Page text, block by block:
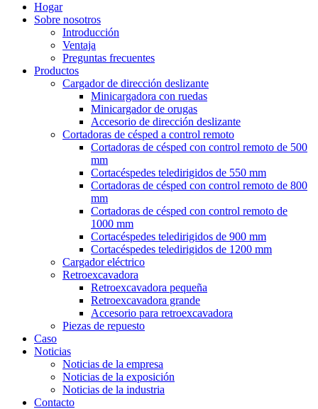
Hogar
Sobre nosotros
Introducción
Ventaja
Preguntas frecuentes
Productos
Cargador de dirección deslizante
Minicargadora con ruedas
Minicargador de orugas
Accesorio de dirección deslizante
Cortadoras de césped a control remoto
Cortadoras de césped con control remoto de 500
mm
Cortacéspedes teledirigidos de 550 mm
Cortadoras de césped con control remoto de 800
mm
Cortadoras de césped con control remoto de
1000 mm
Cortacéspedes teledirigidos de 900 mm
Cortacéspedes teledirigidos de 1200 mm
Cargador eléctrico
Retroexcavadora
Retroexcavadora pequeña
Retroexcavadora grande
Accesorio para retroexcavadora
Piezas de repuesto
Caso
Noticias
Noticias de la empresa
Noticias de la exposición
Noticias de la industria
Contacto